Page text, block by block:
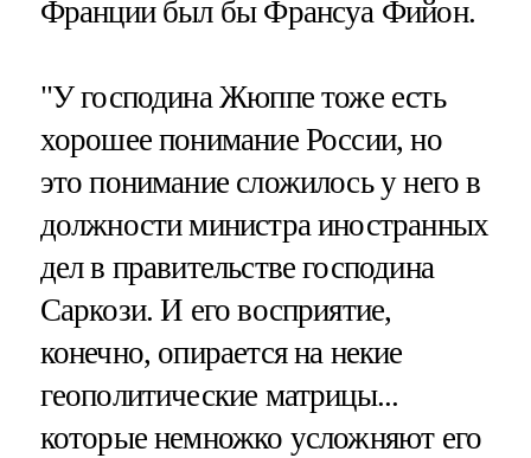
Франции был бы Франсуа Фийон.
"У господина Жюппе тоже есть
хорошее понимание России, но
это понимание сложилось у него в
должности министра иностранных
дел в правительстве господина
Саркози. И его восприятие,
конечно, опирается на некие
геополитические матрицы...
которые немножко усложняют его